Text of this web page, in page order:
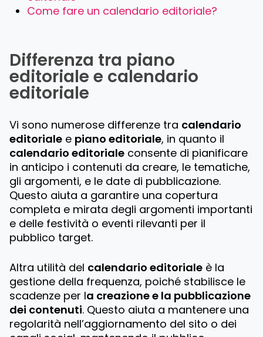
Come fare un calendario editoriale?
Differenza tra piano
editoriale e calendario
editoriale
Vi sono numerose differenze tra calendario
editoriale e piano editoriale, in quanto il
calendario editoriale consente di pianificare
in anticipo i contenuti da creare, le tematiche,
gli argomenti, e le date di pubblicazione.
Questo aiuta a garantire una copertura
completa e mirata degli argomenti importanti
e delle festività o eventi rilevanti per il
pubblico target.
Altra utilità del calendario editoriale è la
gestione della frequenza, poiché stabilisce le
scadenze per la creazione e la pubblicazione
dei contenuti. Questo aiuta a mantenere una
regolarità nell’aggiornamento del sito o dei